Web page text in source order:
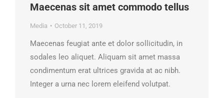
Maecenas sit amet commodo tellus
Media October 11, 2019
Maecenas feugiat ante et dolor sollicitudin, in
sodales leo aliquet. Aliquam sit amet massa
condimentum erat ultrices gravida at ac nibh.
Integer a urna nec lorem eleifend volutpat.